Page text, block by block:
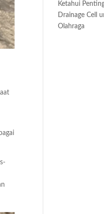
Ketahui
Drainage Cell
Olahraga